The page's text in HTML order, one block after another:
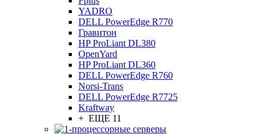
YADRO
DELL PowerEdge R770
Гравитон
HP ProLiant DL380
OpenYard
HP ProLiant DL360
DELL PowerEdge R760
Norsi-Trans
DELL PowerEdge R7725
Kraftway
+ ЕЩЕ 11